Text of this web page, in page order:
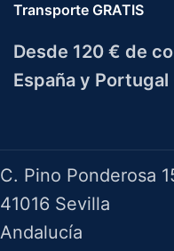
Transporte GRATIS
Desde 120 € de
España y
C. Pino Ponderosa
41016 Sevilla
Andalucía